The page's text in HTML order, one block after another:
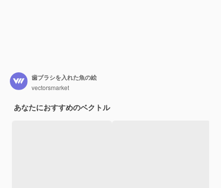
歯ブラシを入れた魚の絵
vectorsmarket
あなたにおすすめのベクトル